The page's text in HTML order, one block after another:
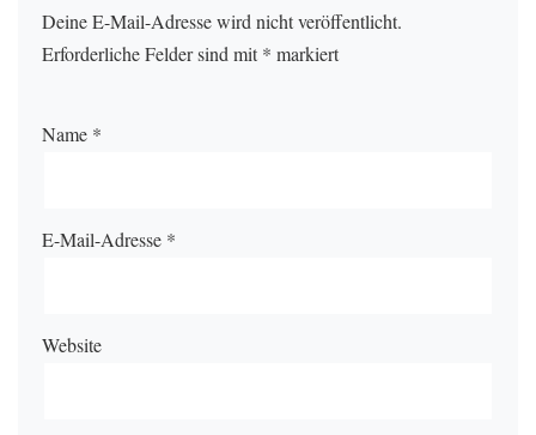
Deine E-Mail-Adresse wird nicht veröffentlicht.
Erforderliche Felder sind mit* markiert
Name *
E-Mail-Adresse *
Website